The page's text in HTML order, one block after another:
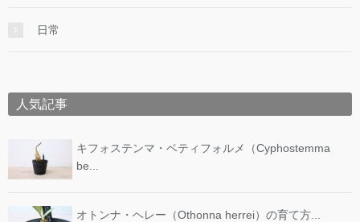
日常
人気記事
キフォステンマ・ベティフォルメ（Cyphostemma
be...
オトンナ・ヘレー（Othonna herrei）の育て方...